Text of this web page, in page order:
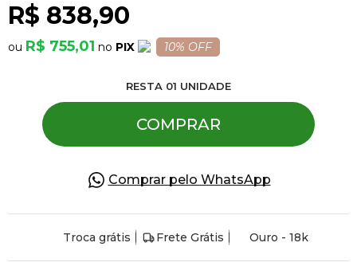
R$ 838,90
R$ 755,01 PIX 10% OFF
RESTA 01 UNIDADE
COMPRAR
Comprar pelo WhatsApp
Troca grátis Frete Grátis Ouro - 18k